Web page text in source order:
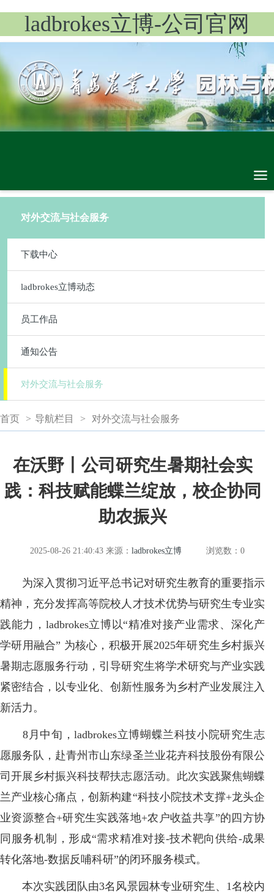
ladbrokes立博-公司官网
对外交流与社会服务
下载中心
ladbrokes立博动态
员工作品
通知公告
对外交流与社会服务
首页 > 导航栏目 > 对外交流与社会服务
在沃野丨公司研究生暑期社会实
践：科技赋能蝶兰绽放，校企协同
助农振兴
2025-08-26 21:40:43 来源： ladbrokes立博 浏览数： 0
为深入贯彻习近平总书记对研究生教育的重要指示
精神，充分发挥高等院校人才技术优势与研究生专业实
践能力，ladbrokes立博以“精准对接产业需求、深化产
学研用融合” 为核心，积极开展2025年研究生乡村振兴
暑期志愿服务行动，引导研究生将学术研究与产业实践
紧密结合，以专业化、创新性服务为乡村产业发展注入
新活力。
8月中旬，ladbrokes立博蝴蝶兰科技小院研究生志
愿服务队，赴青州市山东绿圣兰业花卉科技股份有限公
司开展乡村振兴科技帮扶志愿活动。此次实践聚焦蝴蝶
兰产业核心痛点，创新构建“科技小院技术支撑+龙头企
业资源整合+研究生实践落地+农户收益共享”的四方协
同服务机制，形成“需求精准对接-技术靶向供给-成果
转化落地-数据反哺科研”的闭环服务模式。
本次实践团队由3名风景园林专业研究生、1名校内